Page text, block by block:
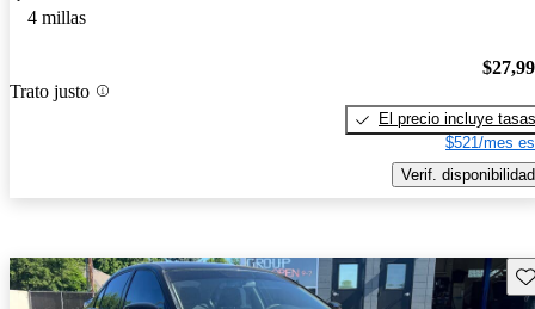
4 millas
Trato justo
El precio incluye tasas
$521/mes
Verif. disponibilidad